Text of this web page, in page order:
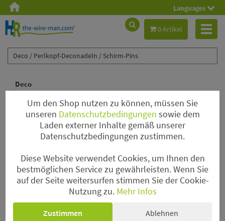
Languages
0 Artikel
Deco / Perlkopf-Deconadeln / Schirm-Pins
Deco
Bouillondraht
Decolackdraht
Floristenkrepp
Hochzeit
Magnete
Papierdraht & Rustic Wire
Um den Shop nutzen zu können, müssen Sie
unseren Datenschutzbedingungen sowie dem
Laden externer Inhalte gemäß unserer
Datenschutzbedingungen zustimmen.
Diese Website verwendet Cookies, um Ihnen den
bestmöglichen Service zu gewährleisten. Wenn Sie
auf der Seite weitersurfen stimmen Sie der Cookie-
Nutzung zu. Mehr Infos
Zustimmen Ablehnen